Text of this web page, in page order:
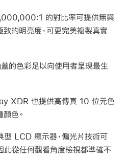
的對比率可提供無與
致的明亮度，可更完美複製真實
的色彩足以向使用者呈現最生
XDR 也提供高傳真 10 位元色
色。
型 LCD 顯示器，偏光片技術可
此從任何觀看角度檢視都準確不